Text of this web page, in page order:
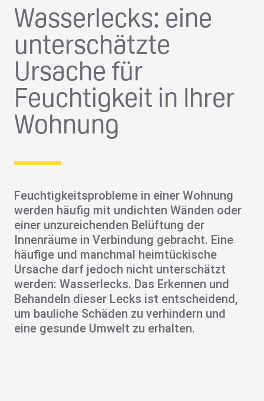
Wasserlecks: eine
unterschätzte
Ursache für
Feuchtigkeit in Ihrer
Wohnung
Feuchtigkeitsprobleme in einer Wohnung
werden häufig mit undichten Wänden oder
einer unzureichenden Belüftung der
Innenräume in Verbindung gebracht. Eine
häufige und manchmal heimtückische
Ursache darf jedoch nicht unterschätzt
werden: Wasserlecks. Das Erkennen und
Behandeln dieser Lecks ist entscheidend,
um bauliche Schäden zu verhindern und
eine gesunde Umwelt zu erhalten.